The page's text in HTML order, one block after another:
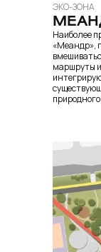
ЭКО-ЗОНА
Наиболее
«Меандр»,
маршруты